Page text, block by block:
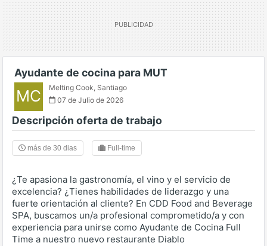
Ayudante de cocina para MUT
MC Melting Cook, Santiago
07 de Julio de 2026
Descripción oferta de trabajo
más de 30 dias Full-time
¿Te apasiona la gastronomía, el vino y el servicio de
excelencia? ¿Tienes habilidades de liderazgo y una
fuerte orientación al cliente? En CDD Food and Beverage
SPA, buscamos un/a profesional comprometido/a y con
experiencia para unirse como Ayudante de Cocina Full
Time a nuestro nuevo restaurante Diablo